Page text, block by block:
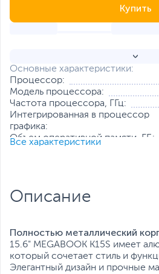
Основные характеристики:
Процессор:
Модель процессора:
Частота процессора, ГГц:
Интегрированная в процессор
графика:
Объем оперативной памяти, ГБ:
Диагональ экрана, дюйм:
Все характеристики
Все характеристики
Купить
Описание
Полностью металлический
15.6" MEGABOOK K15S имеет
который сочетает стиль и
Элегантный дизайн и прочные